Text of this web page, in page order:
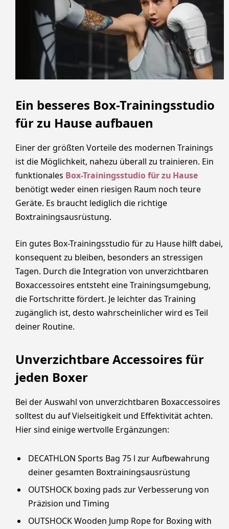
Ein besseres Box-Trainingsstudio
für zu Hause aufbauen
Einer der größten Vorteile des modernen Trainings
ist die Möglichkeit, nahezu überall zu trainieren. Ein
funktionales Box-Trainingsstudio für zu Hause
benötigt weder einen riesigen Raum noch teure
Geräte. Es braucht lediglich die richtige
Boxtrainingsausrüstung.
Ein gutes Box-Trainingsstudio für zu Hause hilft dabei,
konsequent zu bleiben, besonders an stressigen
Tagen. Durch die Integration von unverzichtbaren
Boxaccessoires entsteht eine Trainingsumgebung,
die Fortschritte fördert. Je leichter das Training
zugänglich ist, desto wahrscheinlicher wird es Teil
deiner Routine.
Unverzichtbare Accessoires für
jeden Boxer
Bei der Auswahl von unverzichtbaren Boxaccessoires
solltest du auf Vielseitigkeit und Effektivität achten.
Hier sind einige wertvolle Ergänzungen:
DECATHLON Sports Bag 75 l zur Aufbewahrung
deiner gesamten Boxtrainingsausrüstung
OUTSHOCK boxing pads zur Verbesserung von
Präzision und Timing
OUTSHOCK Wooden Jump Rope for Boxing with